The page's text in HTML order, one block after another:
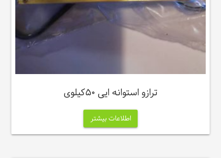
ترازو استوانه ایی ۵۰کیلوی
اطلاعات بیشتر